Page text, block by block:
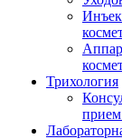
Трихология
прием